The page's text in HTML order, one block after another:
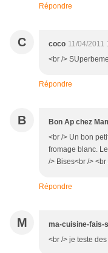
Répondre
C coco 11/04/2011
<br />
Répondre
B Bon Ap chez
<br /> Un bon
fromage blanc.
/> Bises<br /> <br
Répondre
M ma-cuisine-fais-
<br /> je teste